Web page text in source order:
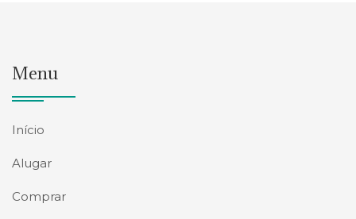
Menu
Início
Alugar
Comprar